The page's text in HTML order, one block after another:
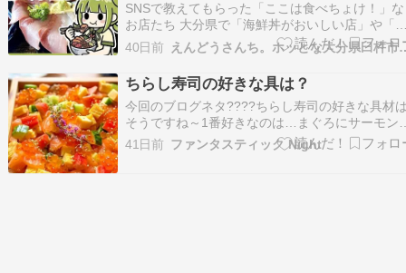
SNSで教えてもらった「ここは食べちょけ！」な
お店たち 大分県で「海鮮丼がおいしい店」や「
好きならここは食べちょけ！」というお店をSNS
で聞いてみたところ、たくさんのコメントをいた
だきました。＊2026年5月調べ 今回は、コメント
で名前が出たお店を中心に、海鮮丼・りゅうきゅ
う…
40日前 えんどうさんち。ホッとな
ちらし寿司の好きな具は？
今回のブログネタ????ちらし寿司の好きな具材は
そうですね～1番好きなのは…まぐろにサーモン
いくら、桜えび、寿司海老、厚焼き玉子、キュウ
リなどそんな感じかな？海鮮丼は食べるけど中々
41日前 ファンタスティック Night